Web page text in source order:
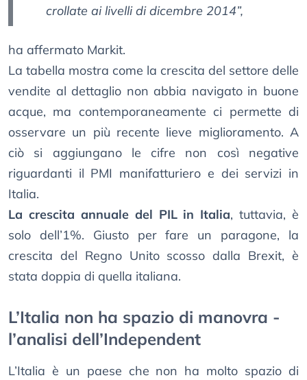
crollate ai livelli di dicembre 2014”,
ha affermato Markit.
La tabella mostra come la crescita del settore delle
vendite al dettaglio non abbia navigato in buone
acque, ma contemporaneamente ci permette di
osservare un più recente lieve miglioramento. A
ciò si aggiungano le cifre non così negative
riguardanti il PMI manifatturiero e dei servizi in
Italia.
La crescita annuale del PIL in Italia, tuttavia, è
solo dell’1%. Giusto per fare un paragone, la
crescita del Regno Unito scosso dalla Brexit, è
stata doppia di quella italiana.
L’Italia non ha spazio di manovra -
l’analisi dell’Independent
L’Italia è un paese che non ha molto spazio di